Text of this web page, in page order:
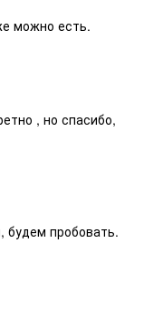
можно есть.
, но спасибо,
будем пробовать.